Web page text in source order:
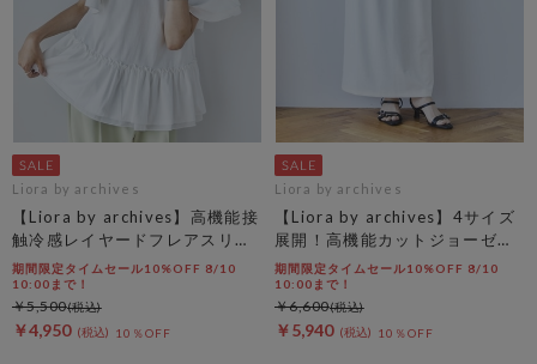
Liora by archives
【Liora by archives】高機能接
触冷感レイヤードフレアスリー
ブＴＥＥ
期間限定タイムセール10%OFF 8/10
10:00まで！
￥4,950 10％OFF
￥5,500
Liora by archives
【Liora by archives】4サイズ
展開！高機能カットジョーゼッ
トスカート
期間限定タイムセール10%OFF 8/10
10:00まで！
￥5,940 10％OFF
￥6,600